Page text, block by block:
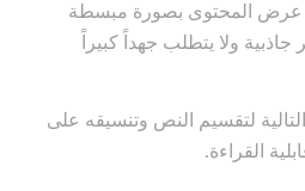
عرض المحتوى بصورة مبسطة
ولا يتطلب جهداً كبيراً
لتقسيم النص وتنسيقه على
القراءة.